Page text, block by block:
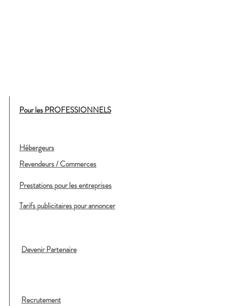
Pour les PROFESSIONNELS
Hébergeurs
Revendeurs / Commerces
Prestations pour les entreprises
Tarifs publicitaires pour annoncer
Devenir Partenaire
Recrutement